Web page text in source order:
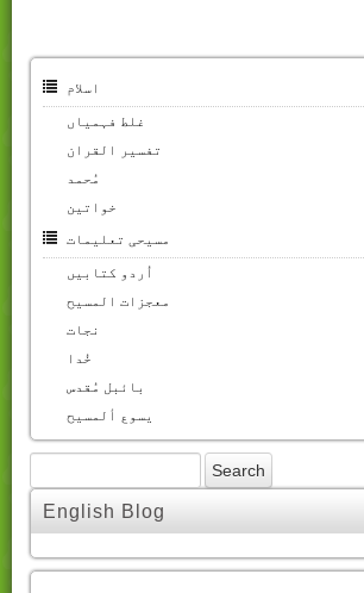
اسلام
غلط فہمیاں
تفسیر القران
مُحمد
خواتین
مسیحی تعلیمات
اُردو کتابیں
معجزات المسیح
نجات
خُدا
بائبل مُقدس
یسوع ألمسیح
English Blog